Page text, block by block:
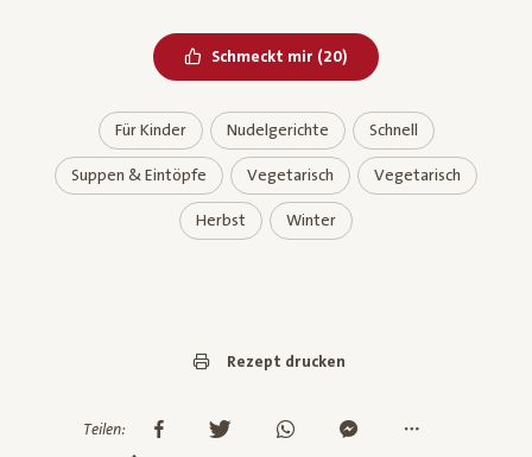
Schmeckt mir Bereits geliked
(20)
Für Kinder Nudelgerichte Schnell
Suppen & Eintöpfe Vegetarisch Vegetarisch
Herbst Winter
Rezept drucken
Teilen: